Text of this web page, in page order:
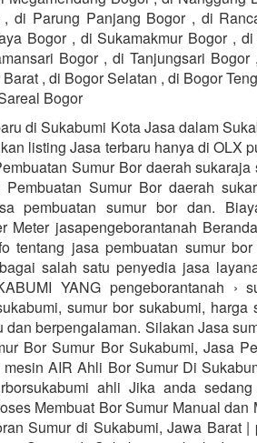
di Parung Panjang Bogor , di
Bogor , di Sukamakmur Bogor ,
Bogor , di Tanjungsari
, di Bogor Selatan , di Bogor
Bogor
di Sukabumi Kota Jasa dalam
listing Jasa terbaru hanya di OLX
Sumur Bor daerah
Sumur Bor daerah
pembuatan sumur bor dan.
Meter jasapengeborantanah
tentang jasa pembuatan sumur
salah satu penyedia jasa
YANG pengeborantanah ›
sumur bor sukabumi, harga
berpengalaman. Silakan Jasa
Bor Sumur Bor Sukabumi, Jasa
AIR Ahli Bor Sumur Di
ahli Jika anda
Membuat Bor Sumur Manual dan
Sumur di Sukabumi, Jawa Barat |